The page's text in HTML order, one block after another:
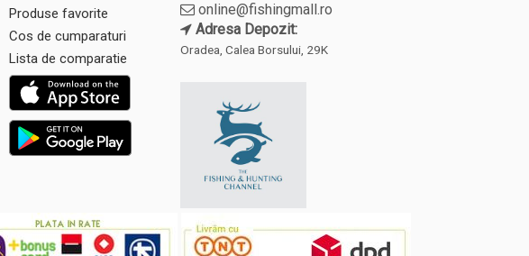
Produse favorite
Cos de cumparaturi
Lista de comparatie
online@fishingmall.ro
Adresa Depozit:
Oradea, Calea Borsului, 29K